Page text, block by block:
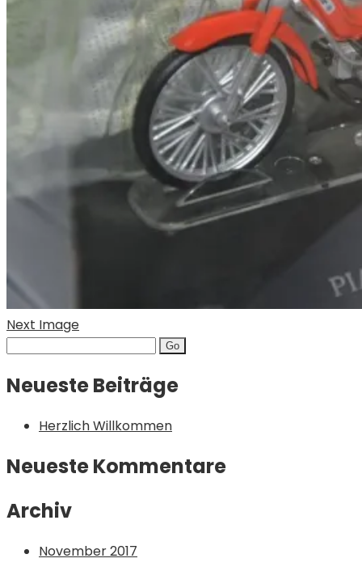
Next Image
Search
Neueste Beiträge
Herzlich Willkommen
Neueste Kommentare
Archiv
November 2017